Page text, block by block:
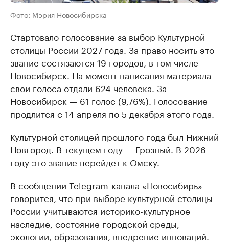
Фото: Мэрия Новосибирска
Стартовало голосование за выбор Культурной
столицы России 2027 года. За право носить это
звание состязаются 19 городов, в том числе
Новосибирск. На момент написания материала
свои голоса отдали 624 человека. За
Новосибирск — 61 голос (9,76%). Голосование
продлится с 14 апреля по 5 декабря этого года.
Культурной столицей прошлого года был Нижний
Новгород. В текущем году — Грозный. В 2026
году это звание перейдет к Омску.
В сообщении Telegram-канала «Новосибирь»
говорится, что при выборе культурной столицы
России учитываются историко-культурное
наследие, состояние городской среды,
экологии, образования, внедрение инноваций.